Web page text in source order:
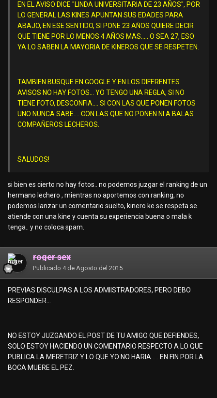
EN EL AVISO DICE "LINDA UNIVERSITARIA DE 23 AÑOS", POR
LO GENERAL LAS KINES APUNTAN SUS EDADES PARA
ABAJO, EN ESE SENTIDO, SI PONE 23 AÑOS QUIERE DECIR
QUE TIENE POR LO MENOS 4 AÑOS MAS..... O SEA 27, ESO
YA LO SABEN LA MAYORIA DE KINEROS QUE SE RESPETEN.
TAMBIEN BUSQUE EN GOOGLE Y EN LOS DIFERENTES
AVISOS NO HAY FOTOS... YO TENGO UNA REGLA, SI NO
TIENE FOTO, DESCONFIA.... SI CON LAS QUE PONEN FOTOS
UNO NUNCA SABE.... CON LAS QUE NO PONEN NI A BALAS
COMPAÑEROS LECHEROS.
SALUDOS!
si bien es cierto no hay fotos.. no podemos juzgar el ranking de un
hermano lechero , mientras no aportemos con ranking, no
podemos lanzar un comentario suelto, kinero ke se respeta se
atiende con una kine y cuenta su experiencia buena o mala k
tenga.. y no coloca spam.
roger sex
Publicado 4 de Agosto del 2015
PREVIAS DISCULPAS A LOS ADMIISTRADORES, PERO DEBO
RESPONDER...
NO ESTOY JUZGANDO EL POST DE TU AMIGO QUE DEFIENDES,
SOLO ESTOY HACIENDO UN COMENTARIO RESPECTO A LO QUE
PUBLICA LA MERETRIZ Y LO QUE YO NO HARIA..... EN FIN POR LA
BOCA MUERE EL PEZ.